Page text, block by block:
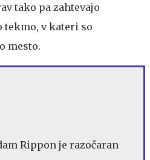
tako pa zahtevajo
tekmo, v kateri so
mesto.